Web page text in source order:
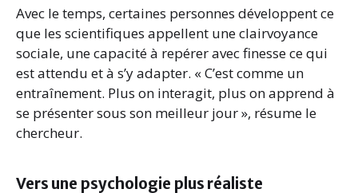
Avec le temps, certaines personnes développent ce
que les scientifiques appellent une clairvoyance
sociale, une capacité à repérer avec finesse ce qui
est attendu et à s’y adapter. « C’est comme un
entraînement. Plus on interagit, plus on apprend à
se présenter sous son meilleur jour », résume le
chercheur.
Vers une psychologie plus réaliste